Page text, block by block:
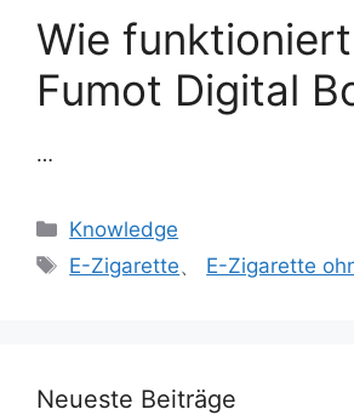
Wie
Fumot Digital
…
Knowledge
E-Zigarette、 E-Zigarette
Neueste Beiträge